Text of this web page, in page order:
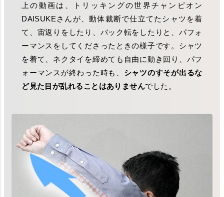
上の動画は、トリッキングの世界チャンピオン
DAISUKEさんが、動体裁断で仕立てたシャツを着
て、宙返りをしたり、バック転をしたりと、パフォ
ーマンスをしてくださったときの様子です。シャツ
を着て、ネクタイを締めても自由に動き回り、パフ
ォーマンスが終わった時も、 シャツのすそが出るな
ど見た目が乱れることはありませんでした。